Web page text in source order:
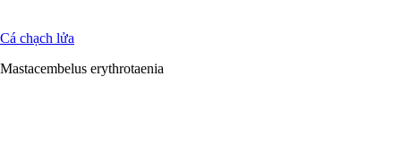
Cá chạch lửa
Mastacembelus erythrotaenia